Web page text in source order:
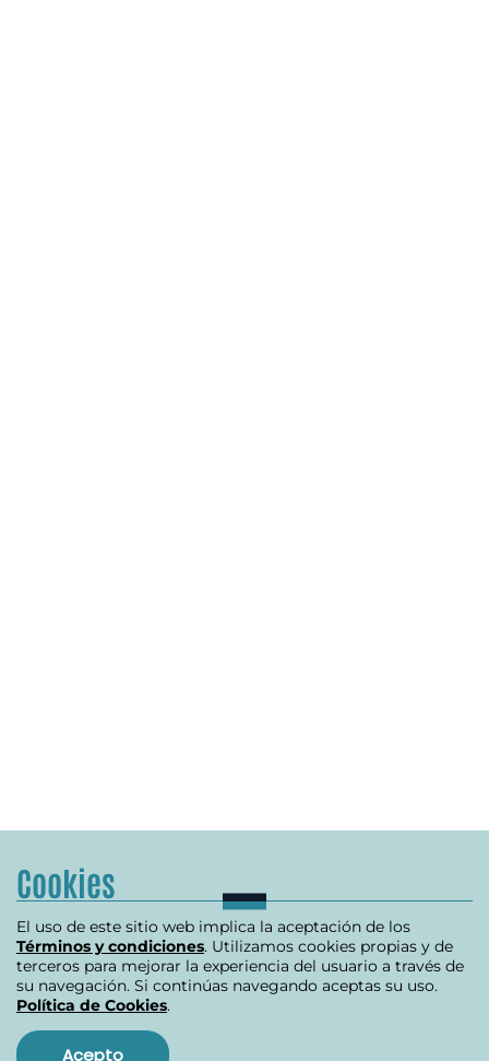
Cookies
El uso de este sitio web implica la aceptación de los
Términos y condiciones. Utilizamos cookies propias y de
terceros para mejorar la experiencia del usuario a través de
su navegación. Si continúas navegando aceptas su uso.
Política de Cookies.
Acepto